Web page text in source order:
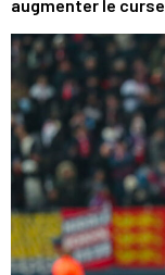
augmenter le